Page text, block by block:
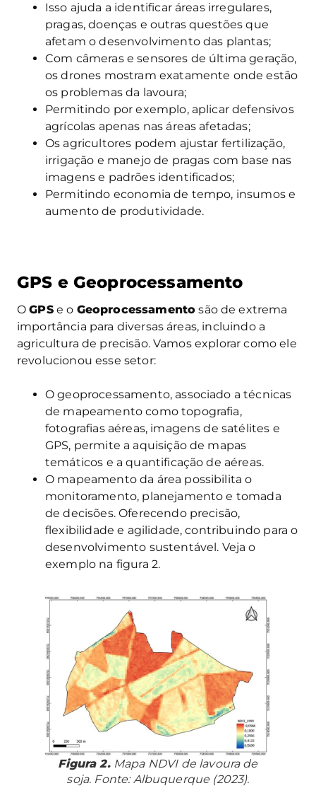
Isso ajuda a identificar áreas irregulares,
pragas, doenças e outras questões que
afetam o desenvolvimento das plantas;
Com câmeras e sensores de última geração,
os drones mostram exatamente onde estão
os problemas da lavoura;
Permitindo por exemplo, aplicar defensivos
agrícolas apenas nas áreas afetadas;
Os agricultores podem ajustar fertilização,
irrigação e manejo de pragas com base nas
imagens e padrões identificados;
Permitindo economia de tempo, insumos e
aumento de produtividade.
GPS e Geoprocessamento
OGPSe o Geoprocessamento são de extrema
importância para diversas áreas, incluindo a
agricultura de precisão. Vamos explorar como ele
revolucionou esse setor:
O geoprocessamento, associado a técnicas
de mapeamento como topografia,
fotografias aéreas, imagens de satélites e
GPS, permite a aquisição de mapas
temáticos e a quantificação de aéreas.
O mapeamento da área possibilita o
monitoramento, planejamento e tomada
de decisões. Oferecendo precisão,
flexibilidade e agilidade, contribuindo para o
desenvolvimento sustentável. Veja o
exemplo na figura 2.
Figura 2.Mapa NDVI de lavoura de
soja. Fonte: Albuquerque (2023).